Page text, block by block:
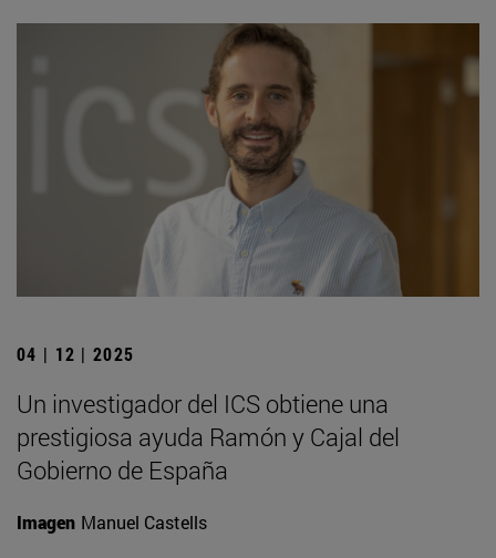
04 | 12 | 2025
Un investigador del ICS obtiene una
prestigiosa ayuda Ramón y Cajal del
Gobierno de España
Imagen Manuel Castells